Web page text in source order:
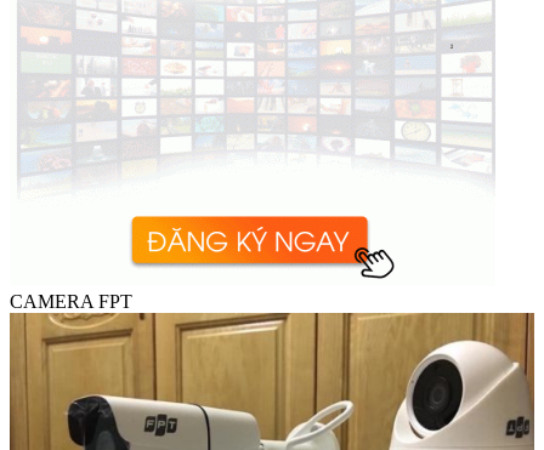
CAMERA FPT